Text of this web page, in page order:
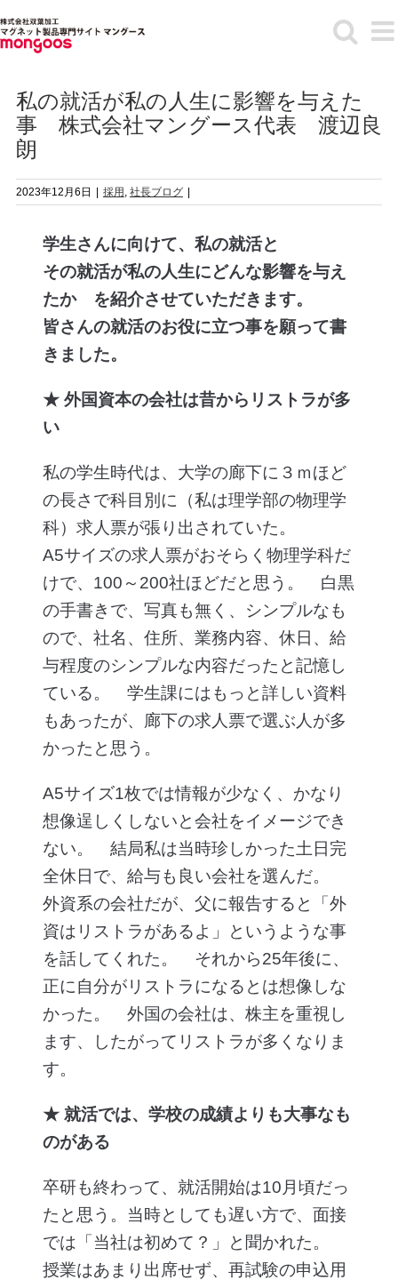
to
content
私の就活が私の人生に影響を与えた
事 株式会社マングース代表 渡辺良
朗
2023年12月6日 採用 , 社長ブログ
学生さんに向けて、私の就活と
その就活が私の人生にどんな影響を与え
たか を紹介させていただきます。
皆さんの就活のお役に立つ事を願って書
きました。
★ 外国資本の会社は昔からリストラが多
い
私の学生時代は、大学の廊下に３ｍほど
の長さで科目別に（私は理学部の物理学
科）求人票が張り出されていた。
A5サイズの求人票がおそらく物理学科だ
けで、100～200社ほどだと思う。 白黒
の手書きで、写真も無く、シンプルなも
ので、社名、住所、業務内容、休日、給
与程度のシンプルな内容だったと記憶し
ている。 学生課にはもっと詳しい資料
もあったが、廊下の求人票で選ぶ人が多
かったと思う。
A5サイズ1枚では情報が少なく、かなり
想像逞しくしないと会社をイメージでき
ない。 結局私は当時珍しかった土日完
全休日で、給与も良い会社を選んだ。
外資系の会社だが、父に報告すると「外
資はリストラがあるよ」というような事
を話してくれた。 それから25年後に、
正に自分がリストラになるとは想像しな
かった。 外国の会社は、株主を重視し
ます、したがってリストラが多くなりま
す。
★ 就活では、学校の成績よりも大事なも
のがある
卒研も終わって、就活開始は10月頃だっ
たと思う。当時としても遅い方で、面接
では「当社は初めて？」と聞かれた。
授業はあまり出席せず、再試験の申込用